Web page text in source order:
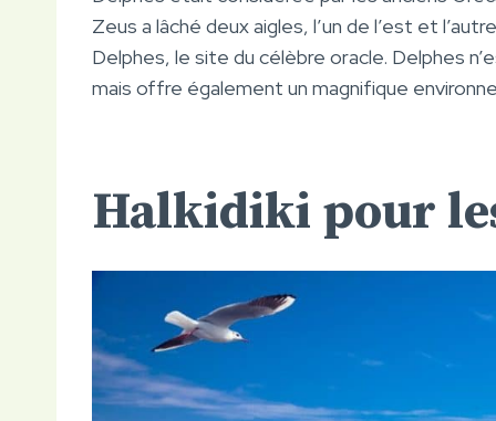
Zeus a lâché deux aigles, l’un de l’est et
Delphes, le site du célèbre oracle. Delphes
mais offre également un magnifique
Halkidiki pour